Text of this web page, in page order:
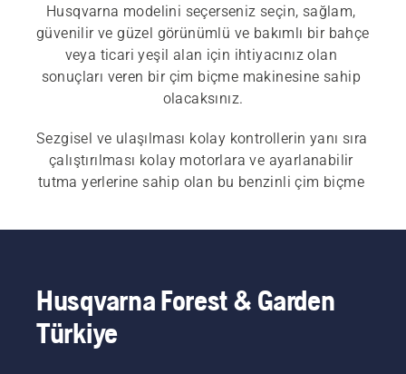
Husqvarna modelini seçerseniz seçin, sağlam,
güvenilir ve güzel görünümlü ve bakımlı bir bahçe
veya ticari yeşil alan için ihtiyacınız olan
sonuçları veren bir çim biçme makinesine sahip
olacaksınız.
Sezgisel ve ulaşılması kolay kontrollerin yanı sıra
çalıştırılması kolay motorlara ve ayarlanabilir
tutma yerlerine sahip olan bu benzinli çim biçme
çalışmaya devam etmenizi sağlar. Lütfen ayrıca
ürün serimizi de keşfedin.
Husqvarna Forest & Garden
Türkiye